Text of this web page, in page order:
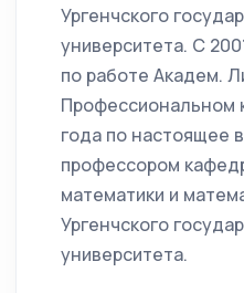
Ургенчского
университета. С
по работе Академ.
Профессиональном
года по настоящее
профессором
математики и
Ургенчского
университета.